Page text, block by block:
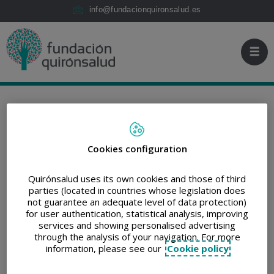
Saltar al contenido
Quirónsalud
al
contenido
info@fundacionquironsalud.es
FUNDACIÓN QUIRÓNSALUD
LINKEDIN
Fundación
Quirónsalud y
Fundación Recover,
Cookies configuration
Quirónsalud uses its own cookies and those of third
parties (located in countries whose legislation does
not guarantee an adequate level of data protection)
for user authentication, statistical analysis, improving
services and showing personalised advertising
through the analysis of your navigation. For more
information, please see our Cookie policy